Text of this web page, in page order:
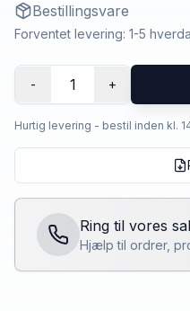
Bestillingsvare
Forventet levering: 1-5
- 1 +
Hurtig levering - bestil inden kl.
Ring til vores
Hjælp til ordrer,